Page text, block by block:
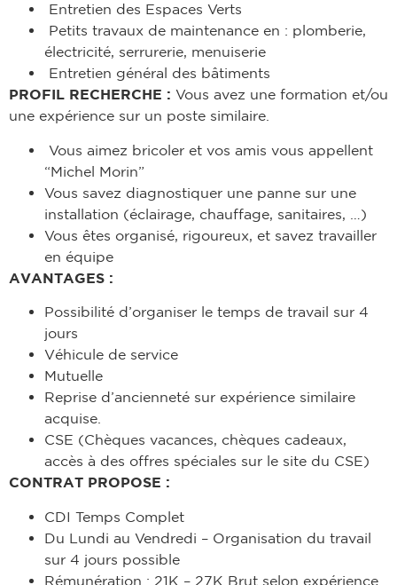
Entretien des Espaces Verts
Petits travaux de maintenance en : plomberie,
électricité, serrurerie, menuiserie
Entretien général des bâtiments
PROFIL RECHERCHE : Vous avez une formation et/ou
une expérience sur un poste similaire.
Vous aimez bricoler et vos amis vous appellent
“Michel Morin”
Vous savez diagnostiquer une panne sur une
installation (éclairage, chauffage, sanitaires, …)
Vous êtes organisé, rigoureux, et savez travailler
en équipe
AVANTAGES :
Possibilité d’organiser le temps de travail sur 4
jours
Véhicule de service
Mutuelle
Reprise d’ancienneté sur expérience similaire
acquise.
CSE (Chèques vacances, chèques cadeaux,
accès à des offres spéciales sur le site du CSE)
CONTRAT PROPOSE :
CDI Temps Complet
Du Lundi au Vendredi – Organisation du travail
sur 4 jours possible
Rémunération : 21K – 27K Brut selon expérience